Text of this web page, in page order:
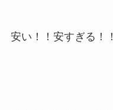
安い！！安すぎる！！